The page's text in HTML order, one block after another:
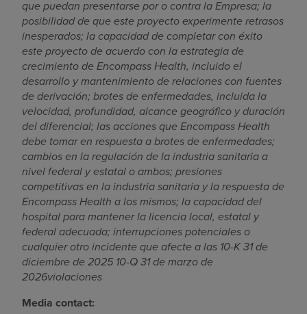
que puedan presentarse por o contra la Empresa; la
posibilidad de que este proyecto experimente retrasos
inesperados; la capacidad de completar con éxito
este proyecto de acuerdo con la estrategia de
crecimiento de Encompass Health, incluido el
desarrollo y mantenimiento de relaciones con fuentes
de derivación; brotes de enfermedades, incluida la
velocidad, profundidad, alcance geográfico y duración
del diferencial; las acciones que Encompass Health
debe tomar en respuesta a brotes de enfermedades;
cambios en la regulación de la industria sanitaria a
nivel federal y estatal o ambos; presiones
competitivas en la industria sanitaria y la respuesta de
Encompass Health a los mismos; la capacidad del
hospital para mantener la licencia local, estatal y
federal adecuada; interrupciones potenciales o
cualquier otro incidente que afecte a las 10-K 31 de
diciembre de 2025 10-Q 31 de marzo de
2026violaciones
Media contact: